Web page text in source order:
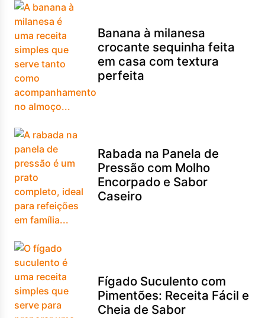
Banana à milanesa
crocante sequinha feita
em casa com textura
perfeita
Rabada na Panela de
Pressão com Molho
Encorpado e Sabor
Caseiro
Fígado Suculento com
Pimentões: Receita Fácil e
Cheia de Sabor